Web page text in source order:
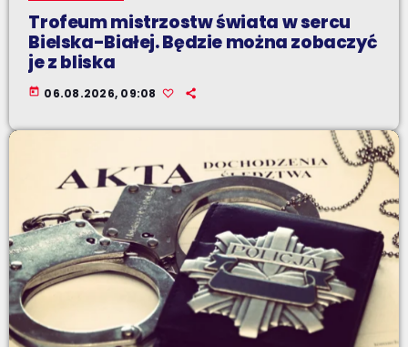
Trofeum mistrzostw świata w sercu
Bielska-Białej. Będzie można zobaczyć
je z bliska
today 06.08.2026, 09:08